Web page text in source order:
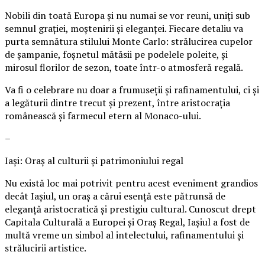
Nobili din toată Europa și nu numai se vor reuni, uniți sub
semnul grației, moștenirii și eleganței. Fiecare detaliu va
purta semnătura stilului Monte Carlo: strălucirea cupelor
de șampanie, foșnetul mătăsii pe podelele poleite, și
mirosul florilor de sezon, toate într-o atmosferă regală.
Va fi o celebrare nu doar a frumuseții și rafinamentului, ci și
a legăturii dintre trecut și prezent, între aristocrația
românească și farmecul etern al Monaco-ului.
–
Iași: Oraș al culturii și patrimoniului regal
Nu există loc mai potrivit pentru acest eveniment grandios
decât Iașiul, un oraș a cărui esență este pătrunsă de
eleganță aristocratică și prestigiu cultural. Cunoscut drept
Capitala Culturală a Europei și Oraș Regal, Iașiul a fost de
multă vreme un simbol al intelectului, rafinamentului și
strălucirii artistice.